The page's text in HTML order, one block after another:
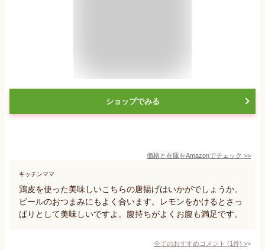
ショップでみる
価格と在庫をAmazonでチェック >>
キッチンママ
鶏皮を使った美味しいこちらの唐揚げはいかがでしょうか。
ビールのおつまみにもよく合います。レモンをかけるとさっ
ぱりとして美味しいですよ。腹持ちがよくお腹も満足です。
全てのおすすめコメント (1件) >